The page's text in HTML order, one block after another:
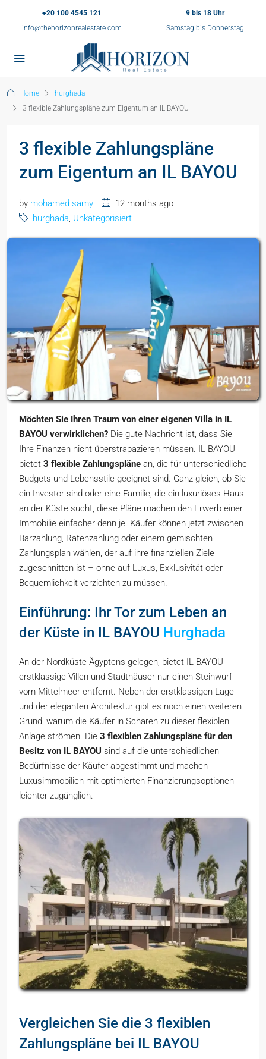
+20 100 4545 121
info@thehorizonrealestate.com
9 bis 18 Uhr
Samstag bis Donnerstag
Home
hurghada
3 flexible Zahlungspläne zum Eigentum an IL BAYOU
3 flexible Zahlungspläne
zum Eigentum an IL BAYOU
by mohamed samy
12 months ago
hurghada, Unkategorisiert
Möchten Sie Ihren Traum von einer eigenen Villa in IL
BAYOU verwirklichen? Die gute Nachricht ist, dass Sie
Ihre Finanzen nicht überstrapazieren müssen. IL BAYOU
bietet 3 flexible Zahlungspläne an, die für unterschiedliche
Budgets und Lebensstile geeignet sind. Ganz gleich, ob Sie
ein Investor sind oder eine Familie, die ein luxuriöses Haus
an der Küste sucht, diese Pläne machen den Erwerb einer
Immobilie einfacher denn je. Käufer können jetzt zwischen
Barzahlung, Ratenzahlung oder einem gemischten
Zahlungsplan wählen, der auf ihre finanziellen Ziele
zugeschnitten ist – ohne auf Luxus, Exklusivität oder
Bequemlichkeit verzichten zu müssen.
Einführung: Ihr Tor zum Leben an
der Küste in IL BAYOU Hurghada
An der Nordküste Ägyptens gelegen, bietet IL BAYOU
erstklassige Villen und Stadthäuser nur einen Steinwurf
vom Mittelmeer entfernt. Neben der erstklassigen Lage
und der eleganten Architektur gibt es noch einen weiteren
Grund, warum die Käufer in Scharen zu dieser flexiblen
Anlage strömen. Die 3 flexiblen Zahlungspläne für den
Besitz von IL BAYOU sind auf die unterschiedlichen
Bedürfnisse der Käufer abgestimmt und machen
Luxusimmobilien mit optimierten Finanzierungsoptionen
leichter zugänglich.
Vergleichen Sie die 3 flexiblen
Zahlungspläne bei IL BAYOU